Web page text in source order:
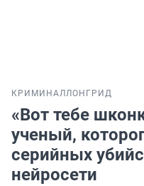
КРИМИНАЛЛОНГРИД
«Вот тебе
ученый,
серийных
нейросети